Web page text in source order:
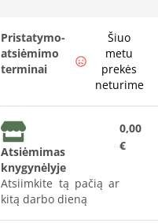
Pristatymo-
atsiėmimo
terminai
Šiuo
metu
prekės
neturime
Atsiėmimas
knygynėlyje
Atsiimkite tą pačią ar
kitą darbo dieną
0,00
€